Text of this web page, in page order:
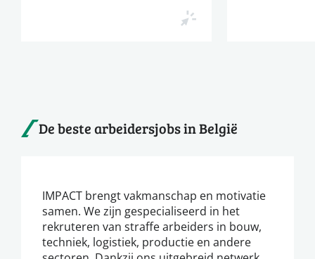
De beste arbeidersjobs in België
IMPACT brengt vakmanschap en motivatie
samen. We zijn gespecialiseerd in het
rekruteren van straffe arbeiders in bouw,
techniek, logistiek, productie en andere